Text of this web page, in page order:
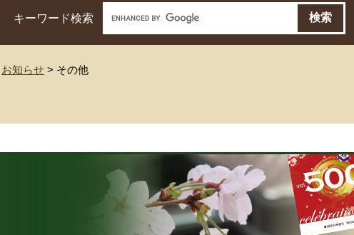
キーワード検索
お知らせ > その他